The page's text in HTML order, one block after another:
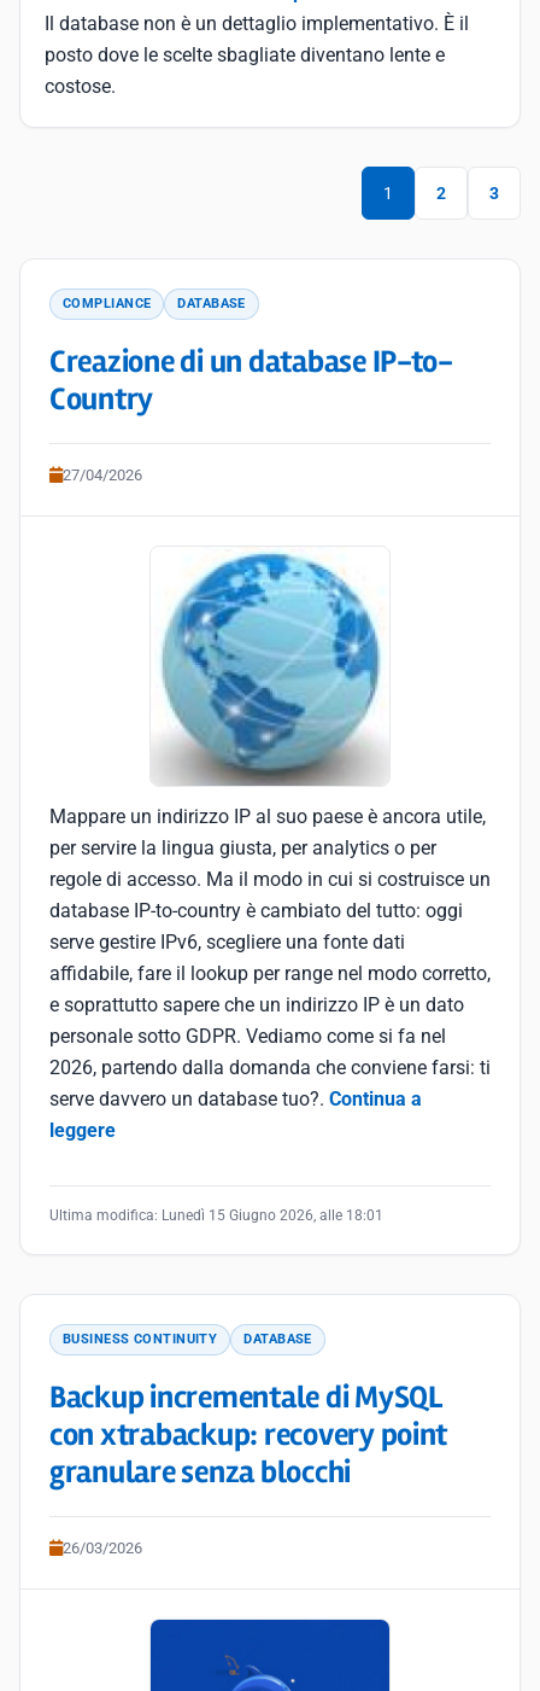
Il database non è un dettaglio implementativo. È il
posto dove le scelte sbagliate diventano lente e
costose.
1 2 3
COMPLIANCE DATABASE
Creazione di un database IP-to-
Country
27/04/2026
Mappare un indirizzo IP al suo paese è ancora utile,
per servire la lingua giusta, per analytics o per
regole di accesso. Ma il modo in cui si costruisce un
database IP-to-country è cambiato del tutto: oggi
serve gestire IPv6, scegliere una fonte dati
affidabile, fare il lookup per range nel modo corretto,
e soprattutto sapere che un indirizzo IP è un dato
personale sotto GDPR. Vediamo come si fa nel
2026, partendo dalla domanda che conviene farsi: ti
serve davvero un database tuo?. Continua a
leggere
Ultima modifica: Lunedì 15 Giugno 2026, alle 18:01
BUSINESS CONTINUITY DATABASE
Backup incrementale di MySQL
con xtrabackup: recovery point
granulare senza blocchi
26/03/2026